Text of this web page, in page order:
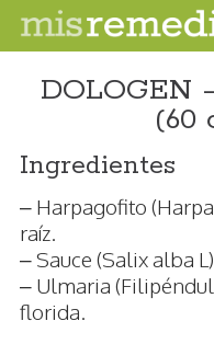
DOLOGEN
(60
Ingredientes
– Harpagofito
raíz.
– Sauce (Salix alba
– Ulmaria
florida.